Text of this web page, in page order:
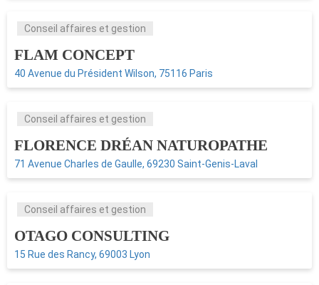
Conseil affaires et gestion
FLAM CONCEPT
40 Avenue du Président Wilson, 75116 Paris
Conseil affaires et gestion
FLORENCE DRÉAN NATUROPATHE
71 Avenue Charles de Gaulle, 69230 Saint-Genis-Laval
Conseil affaires et gestion
OTAGO CONSULTING
15 Rue des Rancy, 69003 Lyon